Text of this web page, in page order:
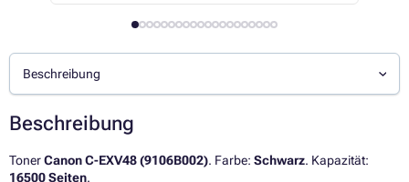
Beschreibung
Beschreibung
TonerCanon C-EXV48 (9106B002). Farbe: Schwarz. Kapazität:
16500 Seiten.